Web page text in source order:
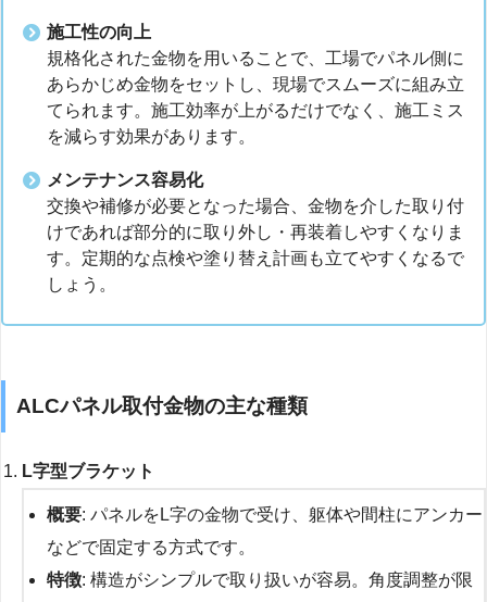
施工性の向上
規格化された金物を用いることで、工場でパネル側に
あらかじめ金物をセットし、現場でスムーズに組み立
てられます。施工効率が上がるだけでなく、施工ミス
を減らす効果があります。
メンテナンス容易化
交換や補修が必要となった場合、金物を介した取り付
けであれば部分的に取り外し・再装着しやすくなりま
す。定期的な点検や塗り替え計画も立てやすくなるで
しょう。
ALCパネル取付金物の主な種類
L字型ブラケット
概要: パネルをL字の金物で受け、躯体や間柱にアンカー
などで固定する方式です。
特徴: 構造がシンプルで取り扱いが容易。角度調整が限